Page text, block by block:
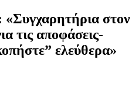
στον
τις αποφάσεις-
ελεύθερα»